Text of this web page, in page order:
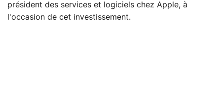
président des services et logiciels chez Apple, à
l'occasion de cet investissement.